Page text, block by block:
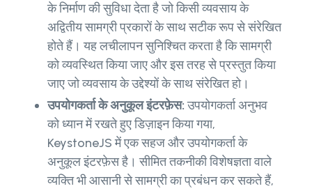
के निर्माण की सुविधा देता है जो किसी व्यवसाय के
अद्वितीय सामग्री प्रकारों के साथ सटीक रूप से संरेखित
होते हैं। यह लचीलापन सुनिश्चित करता है कि सामग्री
को व्यवस्थित किया जाए और इस तरह से प्रस्तुत किया
जाए जो व्यवसाय के उद्देश्यों के साथ संरेखित हो।
उपयोगकर्ता के अनुकूल इंटरफ़ेस:उपयोगकर्ता अनुभव
को ध्यान में रखते हुए डिज़ाइन किया गया,
KeystoneJS में एक सहज और उपयोगकर्ता के
अनुकूल इंटरफ़ेस है। सीमित तकनीकी विशेषज्ञता वाले
व्यक्ति भी आसानी से सामग्री का प्रबंधन कर सकते हैं,